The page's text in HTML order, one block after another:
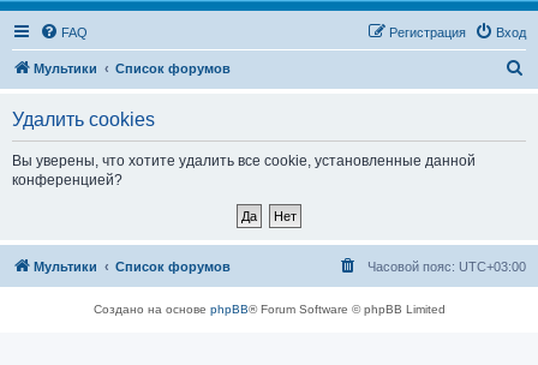
FAQ Вход
Регистрация
Мультики Список форумов
Удалить cookies
Вы уверены, что хотите удалить все cookie, установленные данной
конференцией?
Мультики Список форумов Часовой пояс: UTC+03:00
Создано на основе phpBB® Forum Software © phpBB Limited